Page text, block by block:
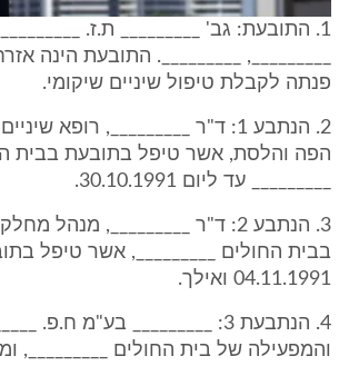
1. התובעת: גב' _________ ת.ז.
_________, _________. התובעת הינה
פנתה לקבלת טיפול שיניים שיקומי.
2. הנתבע 1: ד"ר _________, רופא
הפה והלסת, אשר טיפל בתובעת בבית
_________ עד ליום 30.10.1991.
3. הנתבע 2: ד"ר _________, מנהל
בבית החולים _________, אשר טיפל
04.11.1991 ואילך.
4. הנתבעת 3: _________ בע"מ ח.פ.
והמפעילה של בית החולים _________,